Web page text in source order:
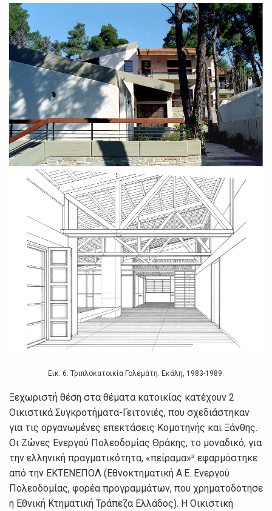
Εικ. 6. Τριπλοκατοικία Γολεμάτη. Εκάλη, 1983-1989.
Ξεχωριστή θέση στα θέματα κατοικίας κατέχουν 2
Οικιστικά Συγκροτήματα-Γειτονιές, που σχεδιάστηκαν
για τις οργανωμένες επεκτάσεις Κομοτηνής και Ξάνθης.
Οι Ζώνες Ενεργού Πολεοδομίας Θράκης, το μοναδικό, για
την ελληνική πραγματικότητα, «πείραμα»³ εφαρμόστηκε
από την ΕΚΤΕΝΕΠΟΛ (Εθνοκτηματική Α.Ε. Ενεργού
Πολεοδομίας, φορέα προγραμμάτων, που χρηματοδότησε
η Εθνική Κτηματική Τράπεζα Ελλάδος). Η Οικιστική